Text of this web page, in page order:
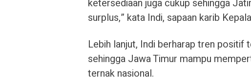
ketersediaan juga cukup sehingga
surplus,” kata Indi, sapaan karib
Lebih lanjut, Indi berharap tren
sehingga Jawa Timur mampu
ternak nasional.